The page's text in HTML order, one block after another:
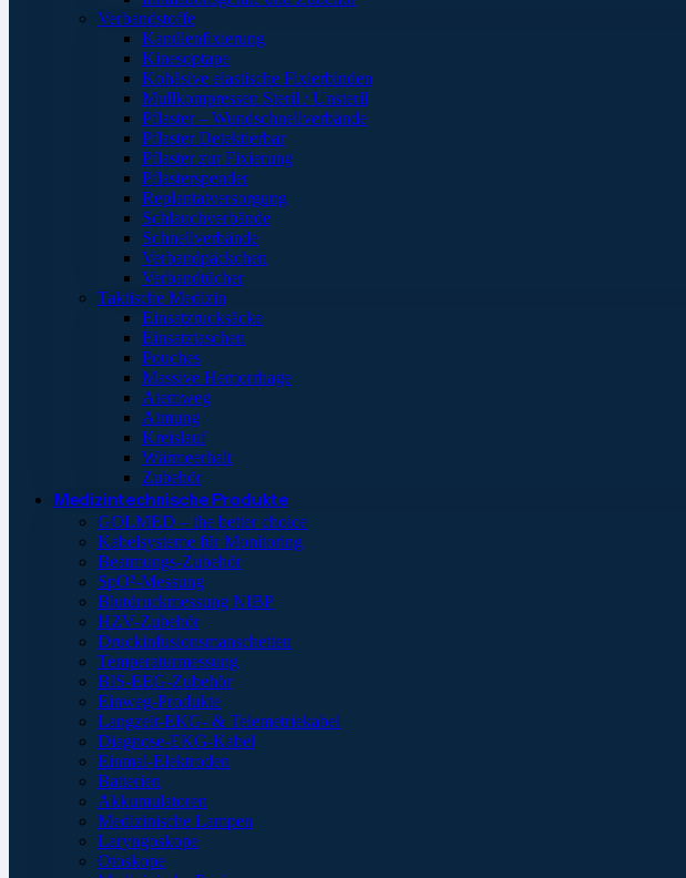
Verbandstoffe
Kanülenfixierung
Kinesoptape
Kohäsive elastische Fixierbinden
Mullkompressen Steril / Unsteril
Pflaster – Wundschnellverbände
Pflaster Detektierbar
Pflaster zur Fixierung
Pflasterspender
Replantatversorgung
Schlauchverbände
Schnellverbände
Verbandpäckchen
Verbandtücher
Taktische Medizin
Einsatzrucksäcke
Einsatztaschen
Pouches
Massive Hemorrhage
Atemweg
Atmung
Kreislauf
Wärmeerhalt
Zubehör
Medizintechnische Produkte
GOLMED – the better choice
Kabelsysteme für Monitoring
Beatmungs-Zubehör
SpO²-Messung
Blutdruckmessung NIBP
HZV-Zubehör
Druckinfusionsmanschetten
Temperaturmessung
BIS-EEG-Zubehör
Einweg-Produkte
Langzeit-EKG- & Telemetriekabel
Diagnose-EKG-Kabel
Einmal-Elektroden
Batterien
Akkumulatoren
Medizinische Lampen
Laryngoskope
Otoskope